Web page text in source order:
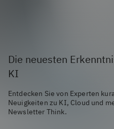
Die neuesten
KI
Entdecken Sie von Experten
Neuigkeiten zu KI, Cloud und
Newsletter Think.